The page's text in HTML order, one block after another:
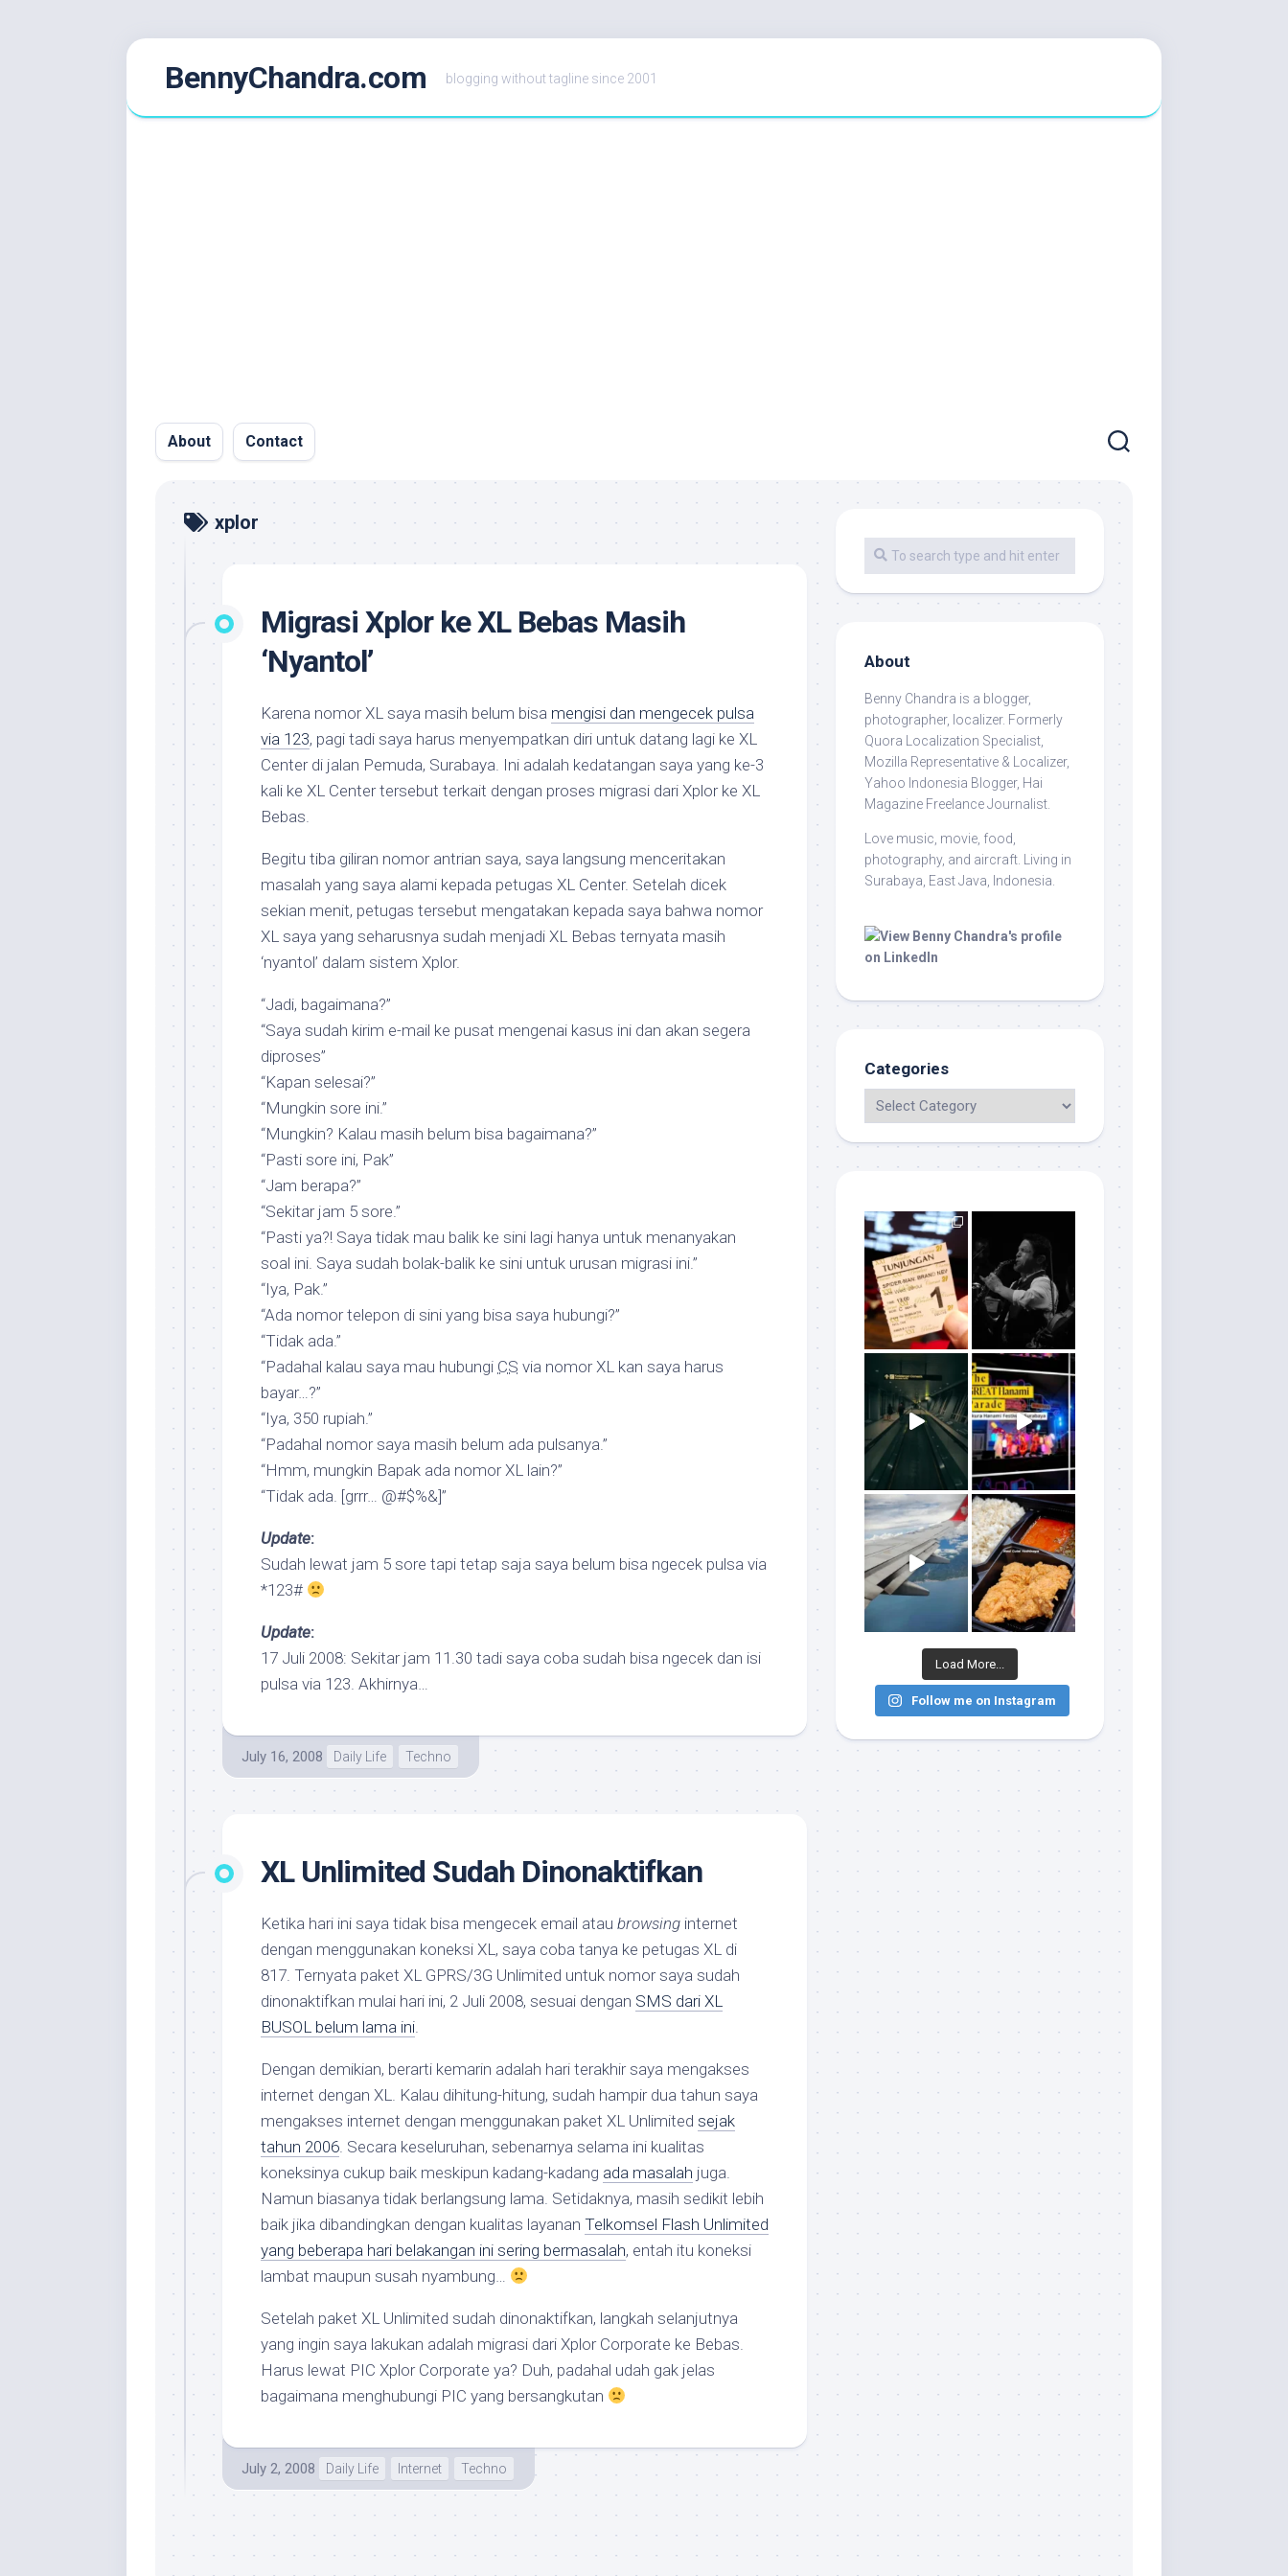
BennyChandra.com blogging without tagline since 2001
About Contact
xplor
Migrasi Xplor ke XL Bebas Masih
‘Nyantol’
Karena nomor XL saya masih belum bisa mengisi dan mengecek pulsa
via 123, pagi tadi saya harus menyempatkan diri untuk datang lagi ke XL
Center di jalan Pemuda, Surabaya. Ini adalah kedatangan saya yang ke-3
kali ke XL Center tersebut terkait dengan proses migrasi dari Xplor ke XL
Bebas.
Begitu tiba giliran nomor antrian saya, saya langsung menceritakan
masalah yang saya alami kepada petugas XL Center. Setelah dicek
sekian menit, petugas tersebut mengatakan kepada saya bahwa nomor
XL saya yang seharusnya sudah menjadi XL Bebas ternyata masih
‘nyantol’ dalam sistem Xplor.
“Jadi, bagaimana?”
“Saya sudah kirim e-mail ke pusat mengenai kasus ini dan akan segera
diproses”
“Kapan selesai?”
“Mungkin sore ini.”
“Mungkin? Kalau masih belum bisa bagaimana?”
“Pasti sore ini, Pak”
“Jam berapa?”
“Sekitar jam 5 sore.”
“Pasti ya?! Saya tidak mau balik ke sini lagi hanya untuk menanyakan
soal ini. Saya sudah bolak-balik ke sini untuk urusan migrasi ini.”
“Iya, Pak.”
“Ada nomor telepon di sini yang bisa saya hubungi?”
“Tidak ada.”
“Padahal kalau saya mau hubungi CS via nomor XL kan saya harus
bayar…?”
“Iya, 350 rupiah.”
“Padahal nomor saya masih belum ada pulsanya.”
“Hmm, mungkin Bapak ada nomor XL lain?”
“Tidak ada. [grrr… @#$%&]”
Update:
Sudah lewat jam 5 sore tapi tetap saja saya belum bisa ngecek pulsa via
*123#
Update:
17 Juli 2008: Sekitar jam 11.30 tadi saya coba sudah bisa ngecek dan isi
pulsa via 123. Akhirnya…
July 16, 2008 Daily Life Techno
XL Unlimited Sudah Dinonaktifkan
Ketika hari ini saya tidak bisa mengecek email atau browsing internet
dengan menggunakan koneksi XL, saya coba tanya ke petugas XL di
817. Ternyata paket XL GPRS/3G Unlimited untuk nomor saya sudah
dinonaktifkan mulai hari ini, 2 Juli 2008, sesuai dengan SMS dari XL
BUSOL belum lama ini.
Dengan demikian, berarti kemarin adalah hari terakhir saya mengakses
internet dengan XL. Kalau dihitung-hitung, sudah hampir dua tahun saya
mengakses internet dengan menggunakan paket XL Unlimited sejak
tahun 2006. Secara keseluruhan, sebenarnya selama ini kualitas
koneksinya cukup baik meskipun kadang-kadang ada masalah juga.
Namun biasanya tidak berlangsung lama. Setidaknya, masih sedikit lebih
baik jika dibandingkan dengan kualitas layanan Telkomsel Flash Unlimited
yang beberapa hari belakangan ini sering bermasalah, entah itu koneksi
lambat maupun susah nyambung…
Setelah paket XL Unlimited sudah dinonaktifkan, langkah selanjutnya
yang ingin saya lakukan adalah migrasi dari Xplor Corporate ke Bebas.
Harus lewat PIC Xplor Corporate ya? Duh, padahal udah gak jelas
bagaimana menghubungi PIC yang bersangkutan
July 2, 2008 Daily Life Internet Techno
About
Benny Chandra is a blogger,
photographer, localizer. Formerly
Quora Localization Specialist,
Mozilla Representative & Localizer,
Yahoo Indonesia Blogger, Hai
Magazine Freelance Journalist.
Love music, movie, food,
photography, and aircraft. Living in
Surabaya, East Java, Indonesia.
Categories
Load More...
Follow me on Instagram